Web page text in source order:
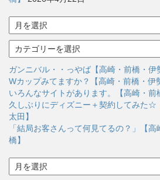
ー
イ
ブ
テ
ゴ
リ
ー
ガンニバル・・っやば【高崎・前橋・伊
Wカップみてますか？【高崎・前橋・伊
いろんなサイトがあります。【高崎・前
久しぶりにディズニー＋契約してみた☆
太田】
「結局お客さんって何見てるの？」【
橋】
ー